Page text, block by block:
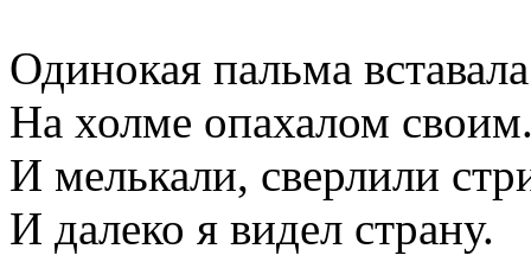
Одинокая пальма
На холме опахалом
И мелькали, сверлили
И далеко я видел страну.